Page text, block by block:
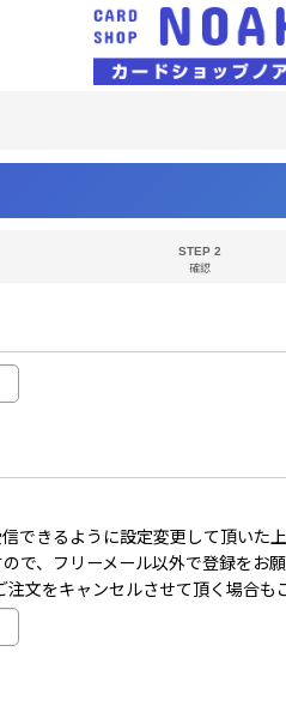
STEP 2
確認
きるように設定変更して頂いた
、フリーメール以外で登録をお願
文をキャンセルさせて頂く場合も